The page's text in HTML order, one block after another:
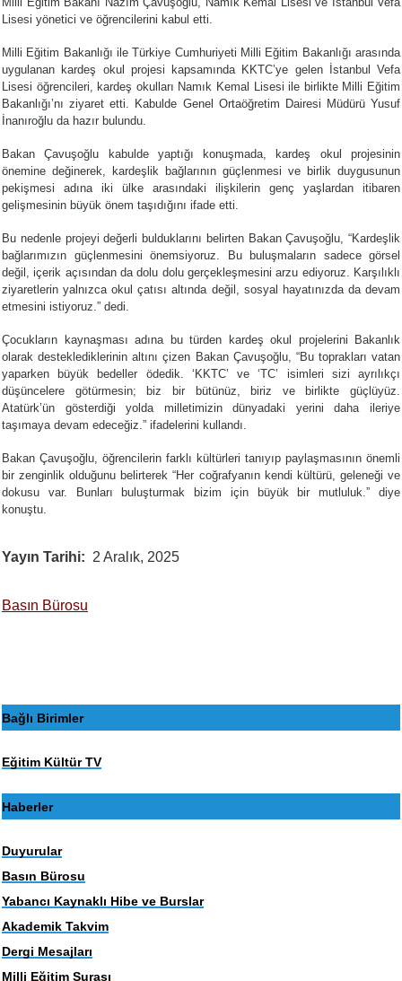
Lisesi yönetici ve öğrencilerini kabul etti.
Milli Eğitim Bakanlığı ile Türkiye Cumhuriyeti Milli Eğitim Bakanlığı arasında
uygulanan kardeş okul projesi kapsamında KKTC’ye gelen İstanbul Vefa
Lisesi öğrencileri, kardeş okulları Namık Kemal Lisesi ile birlikte Milli Eğitim
Bakanlığı’nı ziyaret etti. Kabulde Genel Ortaöğretim Dairesi Müdürü Yusuf
İnanıroğlu da hazır bulundu.
Bakan Çavuşoğlu kabulde yaptığı konuşmada, kardeş okul projesinin
önemine değinerek, kardeşlik bağlarının güçlenmesi ve birlik duygusunun
pekişmesi adına iki ülke arasındaki ilişkilerin genç yaşlardan itibaren
gelişmesinin büyük önem taşıdığını ifade etti.
Bu nedenle projeyi değerli bulduklarını belirten Bakan Çavuşoğlu, “Kardeşlik
bağlarımızın güçlenmesini önemsiyoruz. Bu buluşmaların sadece görsel
değil, içerik açısından da dolu dolu gerçekleşmesini arzu ediyoruz. Karşılıklı
ziyaretlerin yalnızca okul çatısı altında değil, sosyal hayatınızda da devam
etmesini istiyoruz.” dedi.
Çocukların kaynaşması adına bu türden kardeş okul projelerini Bakanlık
olarak desteklediklerinin altını çizen Bakan Çavuşoğlu, “Bu toprakları vatan
yaparken büyük bedeller ödedik. ‘KKTC’ ve ‘TC’ isimleri sizi ayrılıkçı
düşüncelere götürmesin; biz bir bütünüz, biriz ve birlikte güçlüyüz.
Atatürk’ün gösterdiği yolda milletimizin dünyadaki yerini daha ileriye
taşımaya devam edeceğiz.” ifadelerini kullandı.
Bakan Çavuşoğlu, öğrencilerin farklı kültürleri tanıyıp paylaşmasının önemli
bir zenginlik olduğunu belirterek “Her coğrafyanın kendi kültürü, geleneği ve
dokusu var. Bunları buluşturmak bizim için büyük bir mutluluk.” diye
konuştu.
Yayın Tarihi 2 Aralık, 2025
Basın Bürosu
Bağlı Birimler
Eğitim Kültür TV
Haberler
Duyurular
Basın Bürosu
Yabancı Kaynaklı Hibe ve Burslar
Akademik Takvim
Dergi Mesajları
Milli Eğitim Şurası